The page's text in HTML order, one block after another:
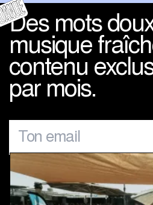
Des mots
musique
contenu
par mois.
À propos